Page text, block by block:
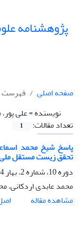
پژوهشنامه
صفحه اصلی
فهرست
نویسنده =علی
تعداد مقالات:
1
پاسخ شیخ محمد
تحقق زیست مستقل
دوره 10، شماره 2، بهار 1394، صفحه
محمد عابدی اردکانی،
مشاهده مقاله